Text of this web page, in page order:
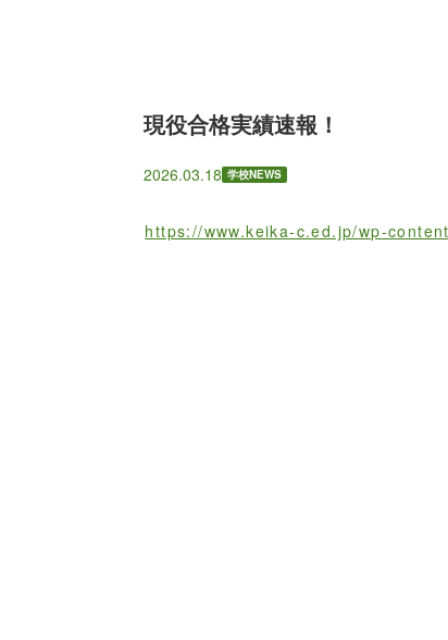
現役合格実績速報！
2026.03.18 学校NEWS
https://www.keika-c.ed.jp/wp-